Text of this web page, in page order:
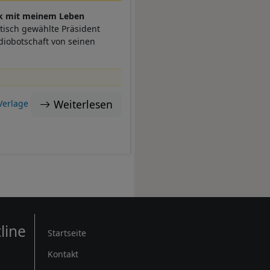
mit meinem Leben
gewählte Präsident
von seinen
Weiterlesen
Rechtliches
Startseite
Kontakt